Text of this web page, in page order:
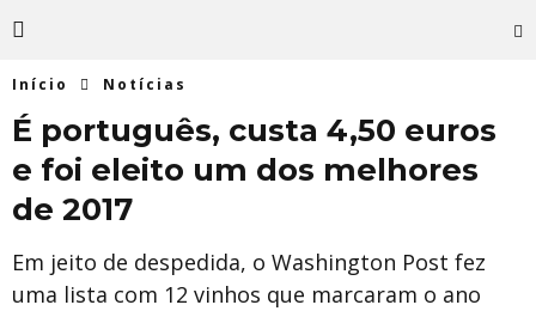
Início Notícias
É português, custa 4,50 euros
e foi eleito um dos melhores
de 2017
Em jeito de despedida, o Washington Post fez
uma lista com 12 vinhos que marcaram o ano